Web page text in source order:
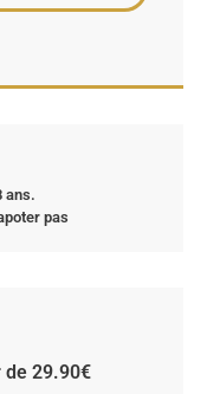
ans.
pas
29.90€